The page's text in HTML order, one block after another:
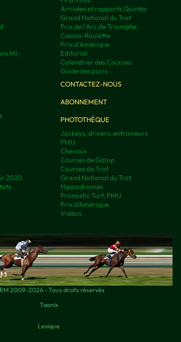
MI-
2020
Arrivées et rapports Quintés
Grand National du Trot
Prix de l'Arc de Triomphe
Casino-Roulette
Prix d'Amérique
Editorial
Calendrier des Courses
Guide des paris
CONTACTEZ-NOUS
ABONNEMENT
PHOTOTHÈQUE
Jockeys, drivers, entraineurs
PMU
Chevaux
Courses de Galop
Courses de Trot
Grand National du Trot
Hippodromes
Pronostic Turf, PMU
Prix d’Amérique
Vidéos
2009-2026 - Tous droits réservés
Taonix
Lexique